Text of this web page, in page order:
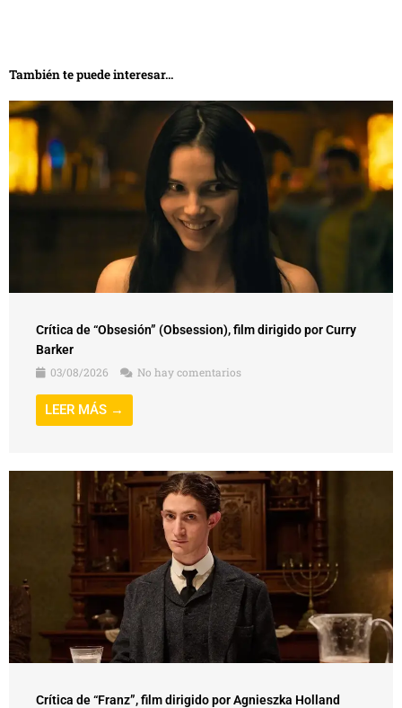
También te puede interesar...
Crítica de “Obsesión” (Obsession), film dirigido por Curry
Barker
03/08/2026
No hay comentarios
LEER MÁS →
Crítica de “Franz”, film dirigido por Agnieszka Holland